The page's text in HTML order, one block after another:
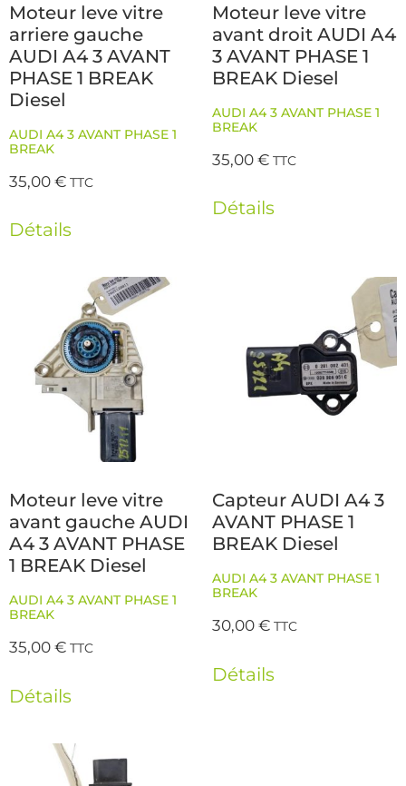
Moteur leve vitre
arriere gauche
AUDI A4 3 AVANT
PHASE 1 BREAK
Diesel
AUDI A4 3 AVANT PHASE 1
BREAK
35,00€ TTC
Détails
Moteur leve vitre
avant droit AUDI A4
3 AVANT PHASE 1
BREAK Diesel
AUDI A4 3 AVANT PHASE 1
BREAK
35,00€ TTC
Détails
Moteur leve vitre
avant gauche AUDI
A4 3 AVANT PHASE
1 BREAK Diesel
AUDI A4 3 AVANT PHASE 1
BREAK
35,00€ TTC
Détails
Capteur AUDI A4 3
AVANT PHASE 1
BREAK Diesel
AUDI A4 3 AVANT PHASE 1
BREAK
30,00€ TTC
Détails